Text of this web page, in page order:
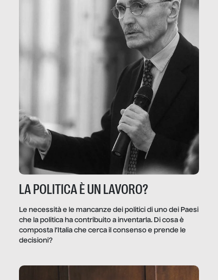
LA POLITICA È UN LAVORO?
Le necessità e le mancanze dei politici di uno dei Paesi
che la politica ha contribuito a inventarla. Di cosa è
composta l’Italia che cerca il consenso e prende le
decisioni?